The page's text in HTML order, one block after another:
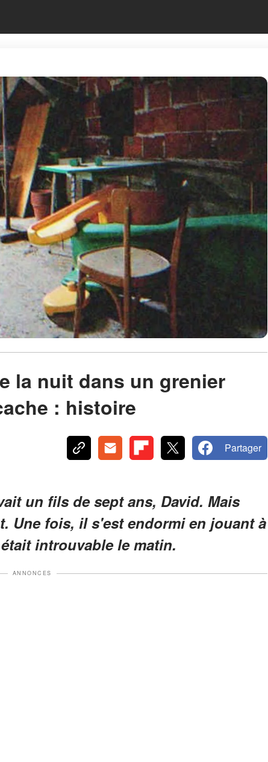
la nuit dans un grenier
: histoire
Partager
un fils de sept ans, David. Mais
Une fois, il s'est endormi en jouant à
introuvable le matin.
ANNONCES